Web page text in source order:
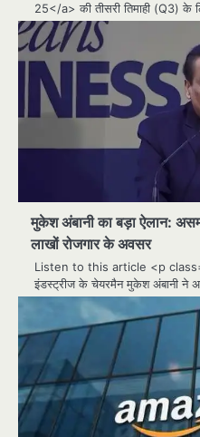
25</a> की तीसरी तिमाही (Q3) के
मुकेश अंबानी का बड़ा ऐलान:
लाखों रोजगार के अवसर
Listen to this article <p
इंडस्ट्रीज के चेयरमैन मुकेश अंबानी ने